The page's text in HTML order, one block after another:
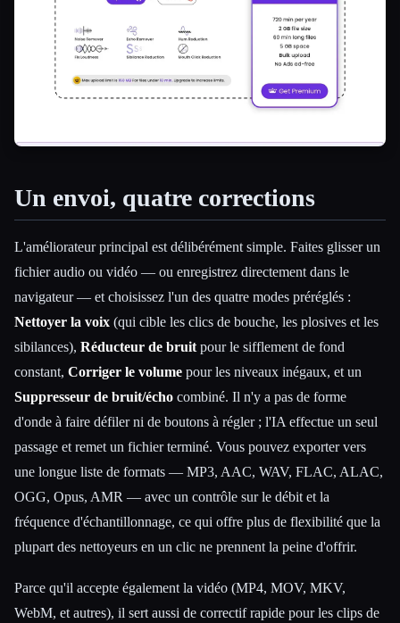
Un envoi, quatre corrections
L'améliorateur principal est délibérément simple. Faites glisser un
fichier audio ou vidéo — ou enregistrez directement dans le
navigateur — et choisissez l'un des quatre modes préréglés :
Nettoyer la voix (qui cible les clics de bouche, les plosives et les
sibilances), Réducteur de bruit pour le sifflement de fond
constant, Corriger le volume pour les niveaux inégaux, et un
Suppresseur de bruit/écho combiné. Il n'y a pas de forme
d'onde à faire défiler ni de boutons à régler ; l'IA effectue un seul
passage et remet un fichier terminé. Vous pouvez exporter vers
une longue liste de formats — MP3, AAC, WAV, FLAC, ALAC,
OGG, Opus, AMR — avec un contrôle sur le débit et la
fréquence d'échantillonnage, ce qui offre plus de flexibilité que la
plupart des nettoyeurs en un clic ne prennent la peine d'offrir.
Parce qu'il accepte également la vidéo (MP4, MOV, MKV,
WebM, et autres), il sert aussi de correctif rapide pour les clips de